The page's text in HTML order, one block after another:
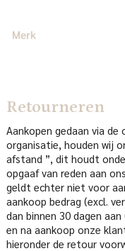
Merk
Retourneren
Aankopen gedaan via de
organisatie, houden wij
afstand ”, dit houdt
opgaaf van reden aan
geldt echter niet voor
aankoop bedrag (excl.
dan binnen 30 dagen
en na aankoop onze
hieronder de retour